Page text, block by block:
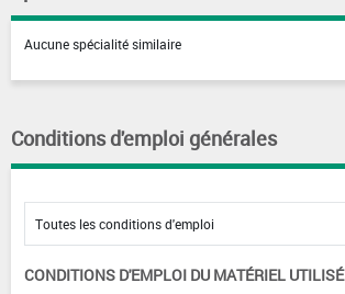
Aucune spécialité similaire
Conditions d'emploi générales
CONDITIONS D'EMPLOI DU MATÉRIEL UTILISÉ